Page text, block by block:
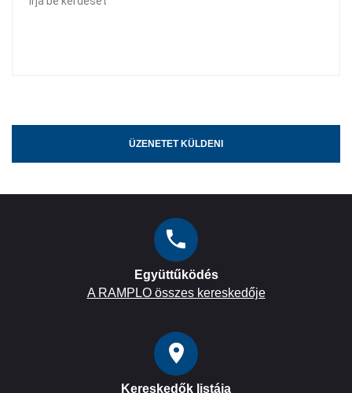
ÜZENETET KÜLDENI
Együttűködés
A RAMPLO összes kereskedője
Kereskedők listája